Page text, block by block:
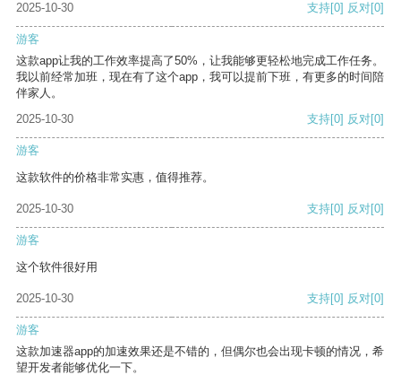
2025-10-30
支持[0] 反对[0]
游客
这款app让我的工作效率提高了50%，让我能够更轻松地完成工作任务。
我以前经常加班，现在有了这个app，我可以提前下班，有更多的时间陪
伴家人。
2025-10-30
支持[0] 反对[0]
游客
这款软件的价格非常实惠，值得推荐。
2025-10-30 支持[0] 反对[0]
游客
这个软件很好用
2025-10-30 支持[0] 反对[0]
游客
这款加速器app的加速效果还是不错的，但偶尔也会出现卡顿的情况，希
望开发者能够优化一下。